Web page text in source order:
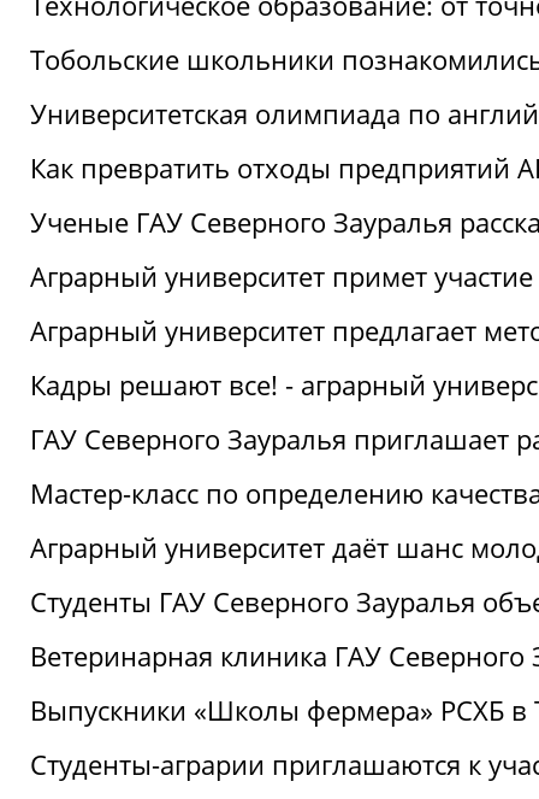
Тобольские школьники
Университетская олимпиада по
Как превратить отходы предприятий
Ученые ГАУ Северного Зауралья
Аграрный университет примет
Аграрный университет предлагает
Кадры решают все! - аграрный
ГАУ Северного Зауралья приглашает
Мастер-класс по определению
Аграрный университет даёт шанс
Студенты ГАУ Северного Зауралья
Ветеринарная клиника ГАУ Северного
Выпускники «Школы фермера» РСХБ
Студенты-аграрии приглашаются к